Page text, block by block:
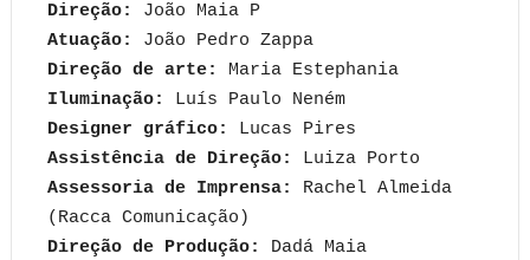
Direção: João Maia P
Atuação: João Pedro Zappa
Direção de arte: Maria Estephania
Iluminação: Luís Paulo Neném
Designer gráfico: Lucas Pires
Assistência de Direção: Luiza Porto
Assessoria de Imprensa: Rachel Almeida
(Racca Comunicação)
Direção de Produção: Dadá Maia